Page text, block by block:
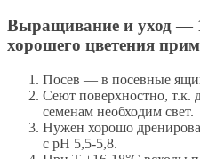
Выращивание и уход —
хорошего цветения
Посев — в посевные
Сеют поверхностно, т.к.
семенам необходим свет.
Нужен хорошо
с рН 5,5-5,8.